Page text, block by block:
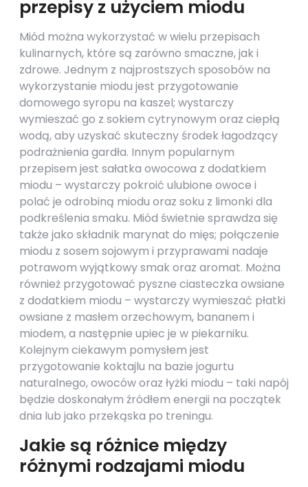
przepisy z użyciem miodu
Miód można wykorzystać w wielu przepisach
kulinarnych, które są zarówno smaczne, jak i
zdrowe. Jednym z najprostszych sposobów na
wykorzystanie miodu jest przygotowanie
domowego syropu na kaszel; wystarczy
wymieszać go z sokiem cytrynowym oraz ciepłą
wodą, aby uzyskać skuteczny środek łagodzący
podrażnienia gardła. Innym popularnym
przepisem jest sałatka owocowa z dodatkiem
miodu – wystarczy pokroić ulubione owoce i
polać je odrobiną miodu oraz soku z limonki dla
podkreślenia smaku. Miód świetnie sprawdza się
także jako składnik marynat do mięs; połączenie
miodu z sosem sojowym i przyprawami nadaje
potrawom wyjątkowy smak oraz aromat. Można
również przygotować pyszne ciasteczka owsiane
z dodatkiem miodu – wystarczy wymieszać płatki
owsiane z masłem orzechowym, bananem i
miodem, a następnie upiec je w piekarniku.
Kolejnym ciekawym pomysłem jest
przygotowanie koktajlu na bazie jogurtu
naturalnego, owoców oraz łyżki miodu – taki napój
będzie doskonałym źródłem energii na początek
dnia lub jako przekąska po treningu.
Jakie są różnice między
różnymi rodzajami miodu